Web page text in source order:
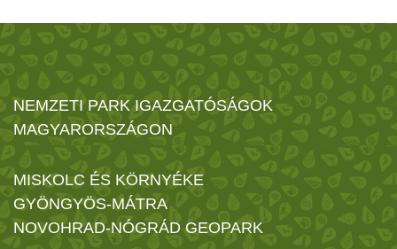
NEMZETI PARK IGAZGATÓSÁGOK
MAGYARORSZÁGON
MISKOLC ÉS KÖRNYÉKE
GYÖNGYÖS-MÁTRA
NOVOHRAD-NÓGRÁD GEOPARK